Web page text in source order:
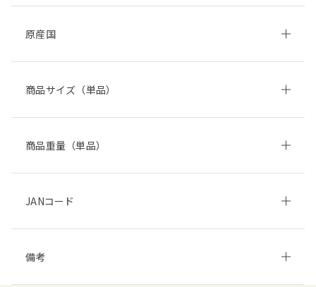
原産国
商品サイズ（単品）
商品重量（単品）
JANコード
備考